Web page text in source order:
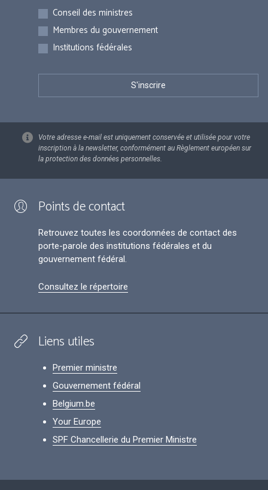
Inscriptions
Conseil des ministres
Membres du gouvernement
Institutions fédérales
Votre adresse e-mail est uniquement conservée et utilisée pour votre
inscription à la newsletter, conformément au Règlement européen sur
la protection des données personnelles.
Points de contact
Retrouvez toutes les coordonnées de contact des
porte-parole des institutions fédérales et du
gouvernement fédéral.
Consultez le répertoire
Liens utiles
Premier ministre
Gouvernement fédéral
Belgium.be
Your Europe
SPF Chancellerie du Premier Ministre